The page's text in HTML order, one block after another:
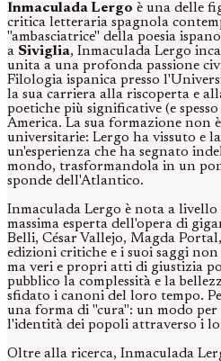
Inmaculada Lergo è una delle
critica letteraria spagnola
"ambasciatrice" della poesia
a Siviglia, Inmaculada Lergo
unita a una profonda passione
Filologia ispanica presso
la sua carriera alla riscoperta e
poetiche più significative (e
America. La sua formazione non
universitarie: Lergo ha vissuto e
un'esperienza che ha segnato
mondo, trasformandola in un
sponde dell'Atlantico.
Inmaculada Lergo è nota a
massima esperta dell'opera di
Belli, César Vallejo, Magda
edizioni critiche e i suoi saggi
ma veri e propri atti di giustizia
pubblico la complessità e la
sfidato i canoni del loro tempo.
una forma di "cura": un modo
l'identità dei popoli attraverso i
Oltre alla ricerca, Inmaculada